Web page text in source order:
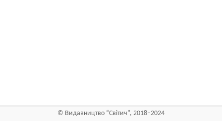
© Видавництво “Світич”, 2018–2024